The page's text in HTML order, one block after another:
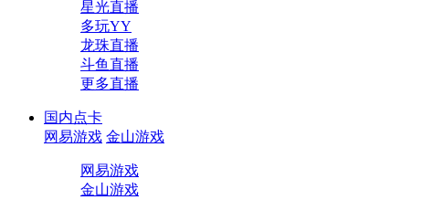
星光直播
多玩YY
龙珠直播
斗鱼直播
更多直播
国内点卡
网易游戏 金山游戏
网易游戏
金山游戏